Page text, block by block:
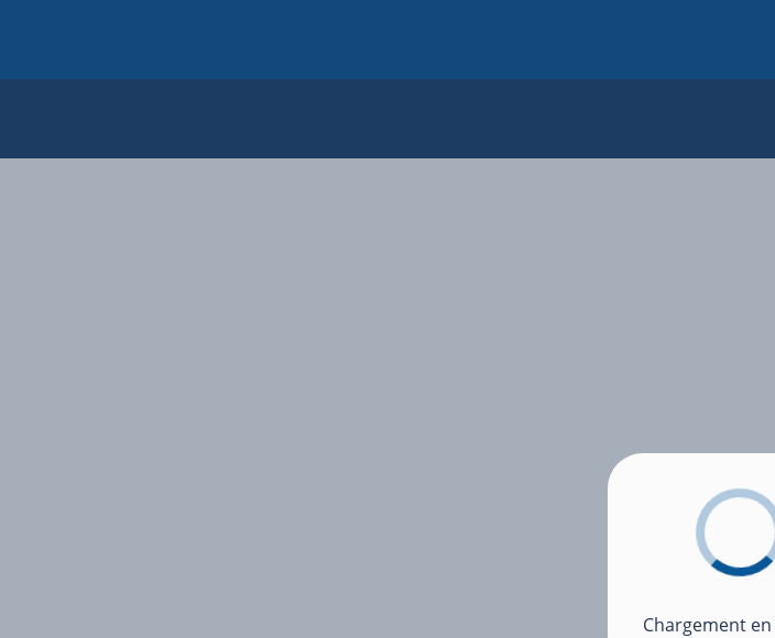
Chargement